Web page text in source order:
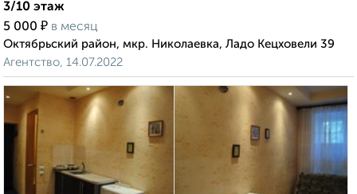
3/10 этаж
5 000 ₽ в месяц
Октябрьский район, мкр. Николаевка, Ладо Кецховели 39
Агентство, 14.07.2022